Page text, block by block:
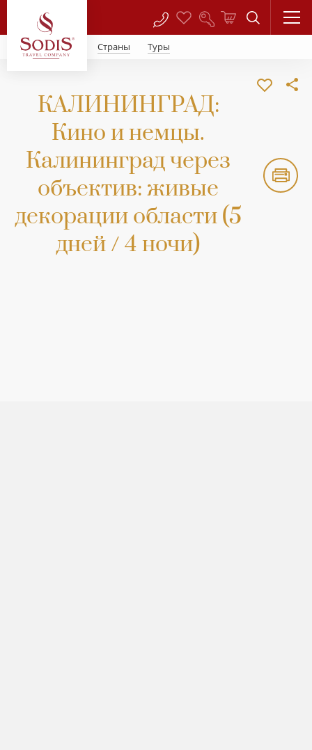
Страны Туры
КАЛИНИНГРАД:
Кино и немцы.
Калининград через
объектив: живые
декорации области (5
дней / 4 ночи)